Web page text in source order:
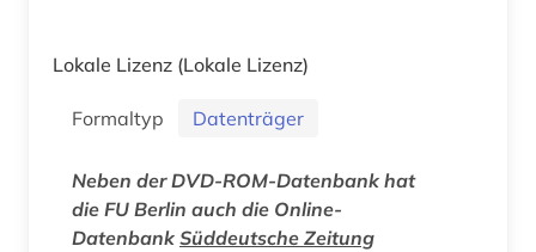
Lokale Lizenz (Lokale Lizenz)
Formaltyp Datenträger
Neben der DVD-ROM-Datenbank hat
die FU Berlin auch die Online-
Datenbank Süddeutsche Zeitung